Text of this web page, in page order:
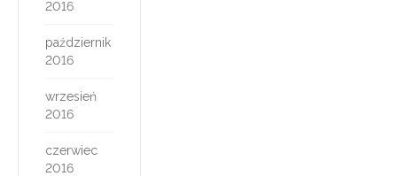
2016
październik
2016
wrzesień
2016
czerwiec
2016